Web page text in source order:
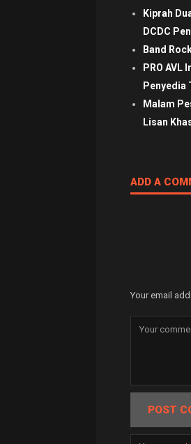
Kiprah
DCDC
Band
PRO
Malam
Lisan
ADD A
Your email
POST